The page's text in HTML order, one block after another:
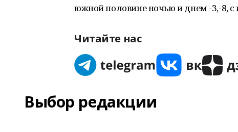
южной половине ночью и днем -3,-8, с
Читайте нас
Выбор редакции